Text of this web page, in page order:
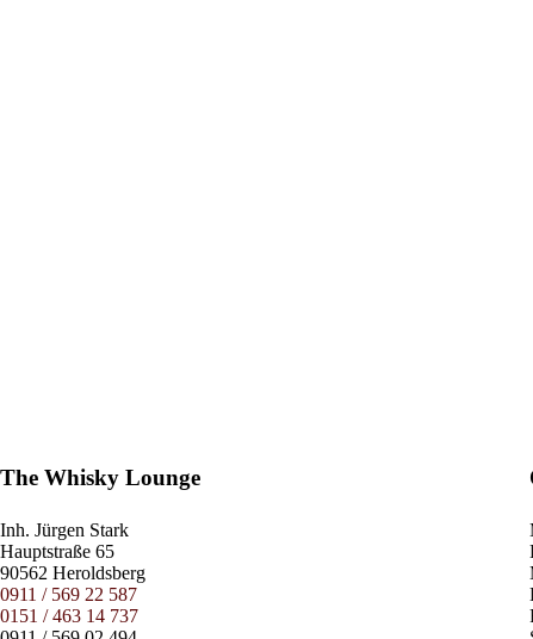
The Whisky Lounge
Inh. Jürgen Stark
Hauptstraße 65
90562 Heroldsberg
0911 / 569 22 587
0151 / 463 14 737